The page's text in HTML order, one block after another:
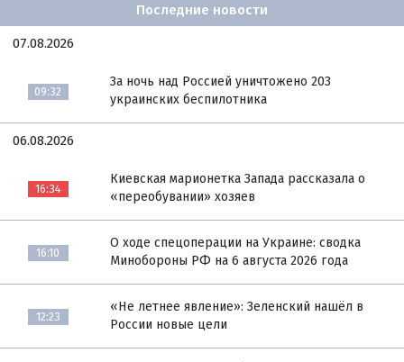
Последние новости
07.08.2026
09:32
За ночь над Россией уничтожено 203
украинских беспилотника
06.08.2026
16:34
Киевская марионетка Запада рассказала о
«переобувании» хозяев
16:10
О ходе спецоперации на Украине: сводка
Минобороны РФ на 6 августа 2026 года
12:23
«Не летнее явление»: Зеленский нашёл в
России новые цели